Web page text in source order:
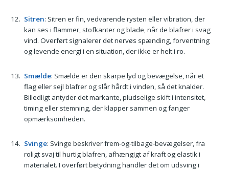
Sitren: Sitren er fin, vedvarende rysten eller vibration, der
kan ses i flammer, stofkanter og blade, når de blafrer i svag
vind. Overført signalerer det nervøs spænding, forventning
og levende energi i en situation, der ikke er helt i ro.
Smælde: Smælde er den skarpe lyd og bevægelse, når et
flag eller sejl blafrer og slår hårdt i vinden, så det knalder.
Billedligt antyder det markante, pludselige skift i intensitet,
timing eller stemning, der klapper sammen og fanger
opmærksomheden.
Svinge: Svinge beskriver frem-og-tilbage-bevægelser, fra
roligt svaj til hurtig blafren, afhængigt af kraft og elastik i
materialet. I overført betydning handler det om udsving i